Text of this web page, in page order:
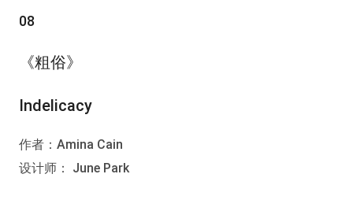
08
《粗俗》
Indelicacy
作者：Amina Cain
设计师： June Park